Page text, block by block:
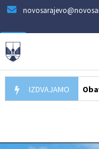
IZDVAJAMO
10.08.2026